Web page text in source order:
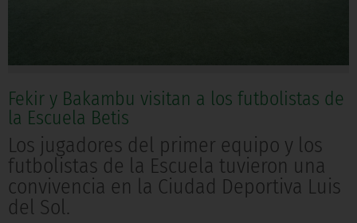
Fekir y Bakambu visitan a los futbolistas de
la Escuela Betis
Los jugadores del primer equipo y los
futbolistas de la Escuela tuvieron una
convivencia en la Ciudad Deportiva Luis
del Sol.